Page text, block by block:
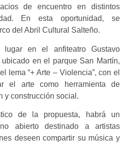
de encuentro en distintos
En esta oportunidad, se
del Abril Cultural Salteño.
lugar en el anfiteatro Gustavo
ubicado en el parque San Martín,
lema “+ Arte – Violencia”, con el
el arte como herramienta de
y construcción social.
de la propuesta, habrá un
abierto destinado a artistas
deseen compartir su música y